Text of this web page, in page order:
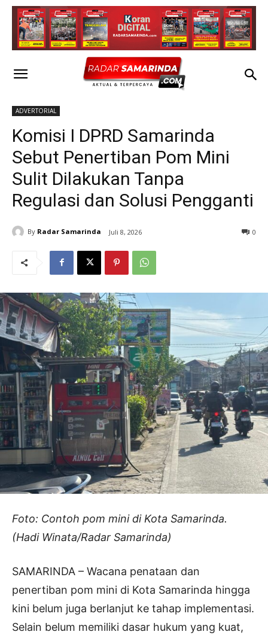
ADVERTORIAL
Komisi I DPRD Samarinda
Sebut Penertiban Pom Mini
Sulit Dilakukan Tanpa
Regulasi dan Solusi Pengganti
By Radar Samarinda Juli 8, 2026 0
Foto: Contoh pom mini di Kota Samarinda.
(Hadi Winata/Radar Samarinda)
SAMARINDA – Wacana penataan dan
penertiban pom mini di Kota Samarinda hingga
kini belum juga berlanjut ke tahap implementasi.
Selain belum memiliki dasar hukum yang kuat,